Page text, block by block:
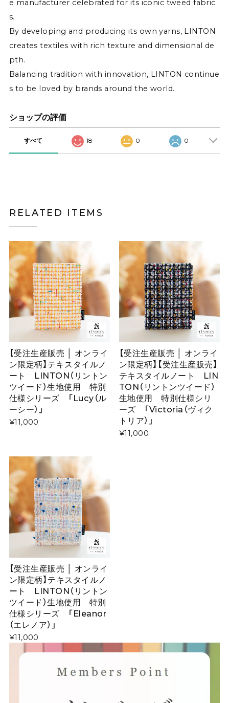
e manufacturer celebrated for its iconic tweed fabric
s.
By developing and producing its own yarns, LINTON
creates textiles with rich texture and dimensional de
pth.
Balancing tradition with innovation, LINTON continue
s to be loved by brands around the world.
ショップの評価
すべて 18 0 0
RELATED ITEMS
【受注生産販売 │ オンライ
ン限定柄】テキスタイルノ
ート LINTON（リントン
ツイード）生地使用 特別
仕様シリーズ 「Lucy（ル
ーシー）」
¥11,000
【受注生産販売 │ オンライ
ン限定柄】【受注生産販売】
テキスタイルノート LIN
TON（リントンツイード）
生地使用 特別仕様シリ
ーズ 「Victoria（ヴィク
トリア）」
¥11,000
【受注生産販売 │ オンライ
ン限定柄】テキスタイルノ
ート LINTON（リントン
ツイード）生地使用 特別
仕様シリーズ 「Eleanor
（エレノア）」
¥11,000